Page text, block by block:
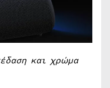
και χρώμα